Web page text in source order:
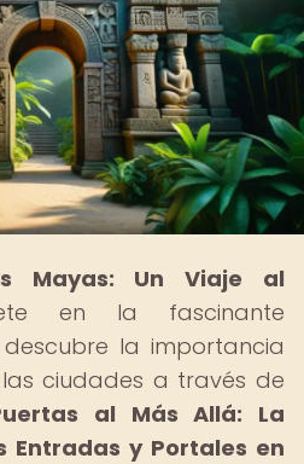
Mayas: Un Viaje al
en la fascinante
la importancia
ciudades a través de
al Más Allá: La
Entradas y Portales en